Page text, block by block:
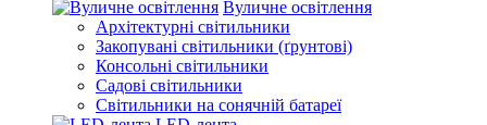
Вуличне освітлення
Архітектурні світильники
Закопувані світильники (ґрунтові)
Консольні світильники
Садові світильники
Світильники на сонячній батареї